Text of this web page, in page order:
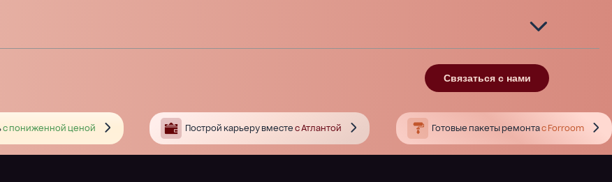
Связаться с нами
с пониженной ценой Построй карьеру вместе с Атлантой Готовые пакеты ремонтас Forroom